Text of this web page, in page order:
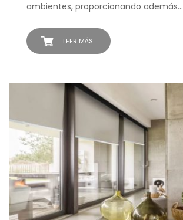
LEER MÁS
ambientes, proporcionando además…